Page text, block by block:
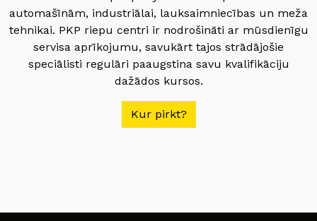
automašīnām, industriālai, lauksaimniecības un meža
tehnikai. PKP riepu centri ir nodrošināti ar mūsdienīgu
servisa aprīkojumu, savukārt tajos strādājošie
speciālisti regulāri paaugstina savu kvalifikāciju
dažādos kursos.
Kur pirkt?